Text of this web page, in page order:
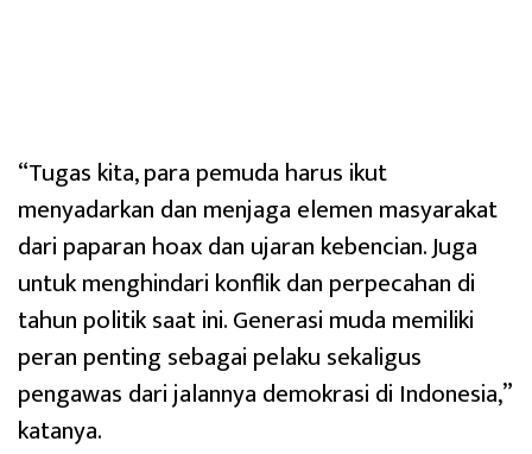
“Tugas kita, para pemuda harus ikut
menyadarkan dan menjaga elemen masyarakat
dari paparan hoax dan ujaran kebencian. Juga
untuk menghindari konflik dan perpecahan di
tahun politik saat ini. Generasi muda memiliki
peran penting sebagai pelaku sekaligus
pengawas dari jalannya demokrasi di Indonesia,”
katanya.